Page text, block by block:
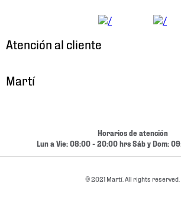
Atención al cliente
Cambios y Devoluciones
Martí
Términos y Condiciones
Horarios de atención
Lun a Vie: 08:00 - 20:00 hrs Sáb y Dom:
© 2021 Martí. All rights reserved.